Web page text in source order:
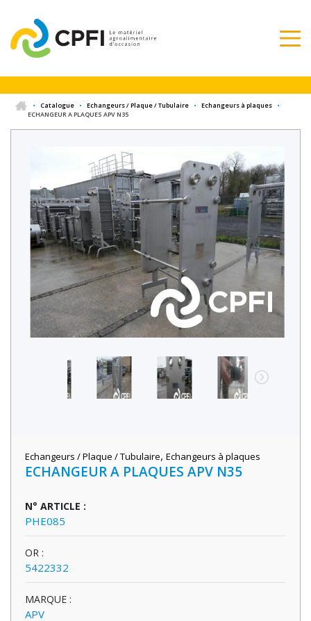
• Catalogue • Echangeurs / Plaque / Tubulaire • Echangeurs à plaques
•
ECHANGEUR A PLAQUES APV N35
Echangeurs / Plaque / Tubulaire, Echangeurs à plaques
ECHANGEUR A PLAQUES APV N35
N° ARTICLE :
PHE085
OR :
5422332
MARQUE :
APV